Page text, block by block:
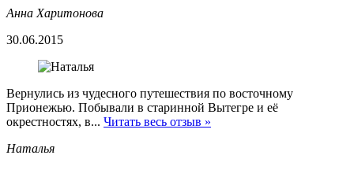
Анна Харитонова
30.06.2015
Вернулись из чудесного путешествия по восточному
Прионежью. Побывали в старинной Вытегре и её
окрестностях, в... Читать весь отзыв »
Наталья